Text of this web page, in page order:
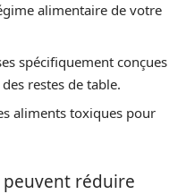
alimentaire de votre
spécifiquement conçues
restes de table.
aliments toxiques pour
peuvent réduire